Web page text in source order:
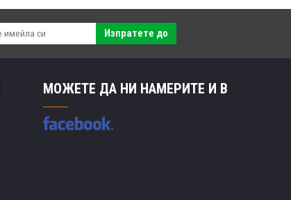
Изпратете до
МОЖЕТЕ ДА НИ НАМЕРИТЕ И В